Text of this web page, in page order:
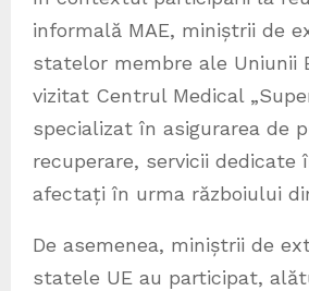
informală MAE, miniștrii de
statelor membre ale Uniunii
vizitat Centrul Medical
specializat în asigurarea de
recuperare, servicii dedicate
afectați în urma războiului
De asemenea, miniștrii de
statele UE au participat,